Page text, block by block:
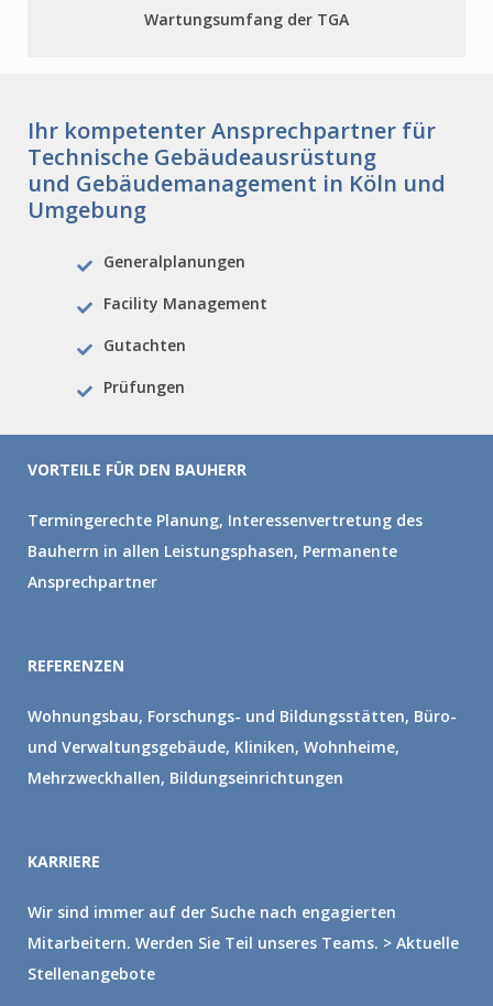
Wartungsumfang der TGA
Ihr kompetenter Ansprechpartner für
Technische Gebäudeausrüstung
und Gebäudemanagement in Köln und
Umgebung
Generalplanungen
Facility Management
Gutachten
Prüfungen
VORTEILE FÜR DEN BAUHERR
Termingerechte Planung, Interessenvertretung des
Bauherrn in allen Leistungsphasen, Permanente
Ansprechpartner
REFERENZEN
Wohnungsbau, Forschungs- und Bildungsstätten, Büro-
und Verwaltungsgebäude, Kliniken, Wohnheime,
Mehrzweckhallen, Bildungseinrichtungen
KARRIERE
Wir sind immer auf der Suche nach engagierten
Mitarbeitern. Werden Sie Teil unseres Teams. > Aktuelle
Stellenangebote